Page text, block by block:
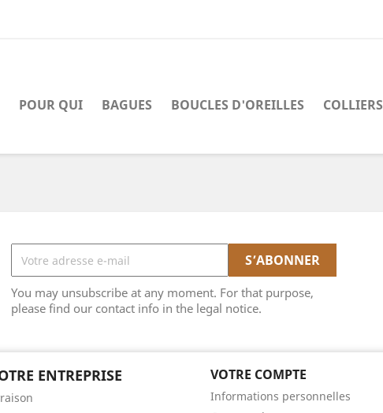
POUR QUI BAGUES BOUCLES D'OREILLES COLLIERS
You may unsubscribe at any moment. For that purpose,
please find our contact info in the legal notice.
ENTREPRISE VOTRE COMPTE
Informations personnelles